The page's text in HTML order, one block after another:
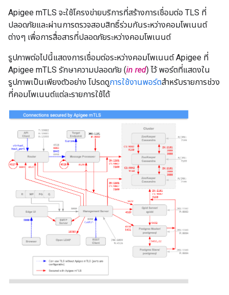
Apigee mTLS จะใช้โครงข่ายบริการที่สร้างการเชื่อมต่อ TLS ที่
ปลอดภัยและผ่านการตรวจสอบสิทธิ์ร่วมกันระหว่างคอมโพเนนต์
ต่างๆ เพื่อการสื่อสารที่ปลอดภัยระหว่างคอมโพเนนต์
รูปภาพต่อไปนี้แสดงการเชื่อมต่อระหว่างคอมโพเนนต์ Apigee ที่
Apigee mTLS รักษาความปลอดภัย (in red) ไว้ พอร์ตที่แสดงใน
รูปภาพเป็นเพียงตัวอย่าง โปรดดูการใช้งานพอร์ตสำหรับรายการช่วง
ที่คอมโพเนนต์แต่ละรายการใช้ได้